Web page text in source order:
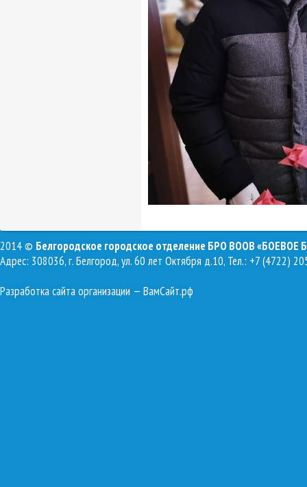
2014 © Белгородское городское отделение БРО ВООВ «БОЕВОЕ
Адрес: 308036, г. Белгород, ул. 60 лет Октября д.10, Тел.: +7 (4722)
Разработка сайта организации — ВамСайт.рф